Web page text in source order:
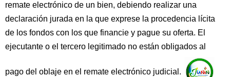
remate electrónico de un bien, debiendo realizar una
declaración jurada en la que exprese la procedencia lícita
de los fondos con los que financie y pague su oferta. El
ejecutante o el tercero legitimado no están obligados al
pago del oblaje en el remate electrónico judicial.